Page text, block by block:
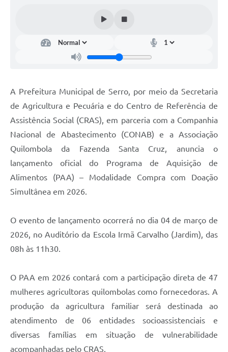
Chamamento Público
Convênios
Arquivos para Download
SIC
Jornal
Links
Audiências Públicas
Galeria de Vídeos
Telefones Úteis
Diário Oficial
A Prefeitura Municipal de Serro, por meio da Secretaria
de Agricultura e Pecuária e do Centro de Referência de
Assistência Social (CRAS), em parceria com a Companhia
Nacional de Abastecimento (CONAB) e a Associação
Quilombola da Fazenda Santa Cruz, anuncia o
lançamento oficial do Programa de Aquisição de
Alimentos (PAA) – Modalidade Compra com Doação
Simultânea em 2026.
O evento de lançamento ocorrerá no dia 04 de março de
2026, no Auditório da Escola Irmã Carvalho (Jardim), das
08h às 11h30.
O PAA em 2026 contará com a participação direta de 47
mulheres agricultoras quilombolas como fornecedoras. A
produção da agricultura familiar será destinada ao
atendimento de 06 entidades socioassistenciais e
diversas famílias em situação de vulnerabilidade
acompanhadas pelo CRAS.